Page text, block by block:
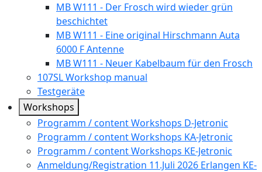
MB W111 - Der Frosch wird wieder grün
beschichtet
MB W111 - Eine original Hirschmann Auta
6000 F Antenne
MB W111 - Neuer Kabelbaum für den Frosch
107SL Workshop manual
Testgeräte
Workshops
Programm / content Workshops D-Jetronic
Programm / content Workshops KA-Jetronic
Programm / content Workshops KE-Jetronic
Anmeldung/Registration 11.Juli 2026 Erlangen KE-